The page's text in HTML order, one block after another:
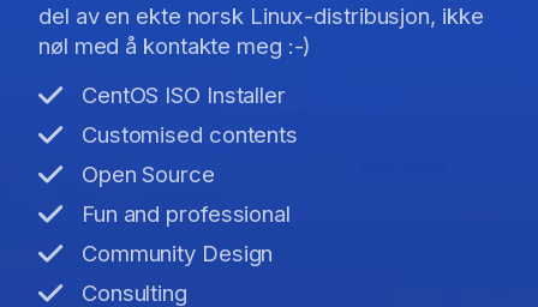
del av en ekte norsk Linux-distribusjon, ikke
nøl med å kontakte meg :-)
CentOS ISO Installer
Customised contents
Open Source
Fun and professional
Community Design
Consulting